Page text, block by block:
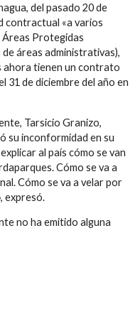
del pasado 20 de
contractual «a varios
Áreas Protegidas
áreas administrativas),
ahora tienen un contrato
31 de diciembre del año en
Tarsicio Granizo,
su inconformidad en su
al país cómo se van
Cómo se va a
Cómo se va a velar por
expresó.
no ha emitido alguna